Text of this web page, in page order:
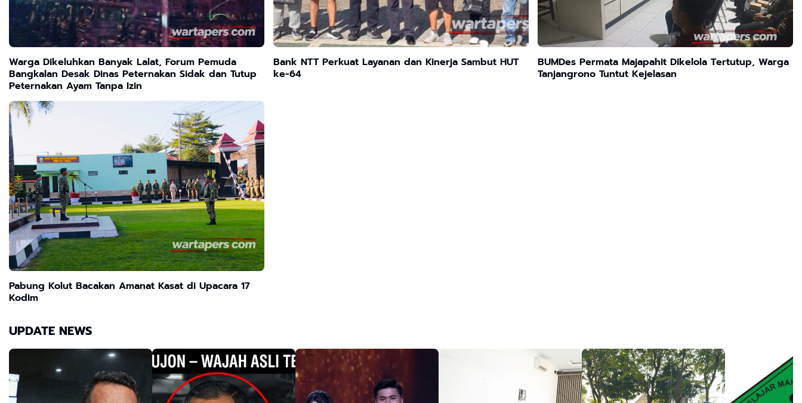
Warga Dikeluhkan Banyak Lalat, Forum Pemuda
Bangkalan Desak Dinas Peternakan Sidak dan Tutup
Peternakan Ayam Tanpa Izin
Bank NTT Perkuat Layanan dan Kinerja Sambut HUT
ke-64
BUMDes Permata Majapahit Dikelola Tertutup, Warga
Tanjangrono Tuntut Kejelasan
Pabung Kolut Bacakan Amanat Kasat di Upacara 17
Kodim
UPDATE NEWS